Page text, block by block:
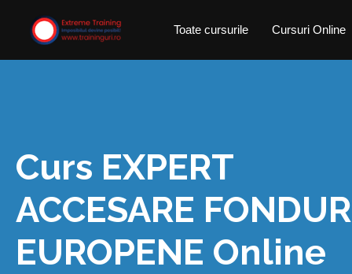
content
Toate cursurile Cursuri Online
Curs EXPERT
ACCESARE
EUROPENE Online